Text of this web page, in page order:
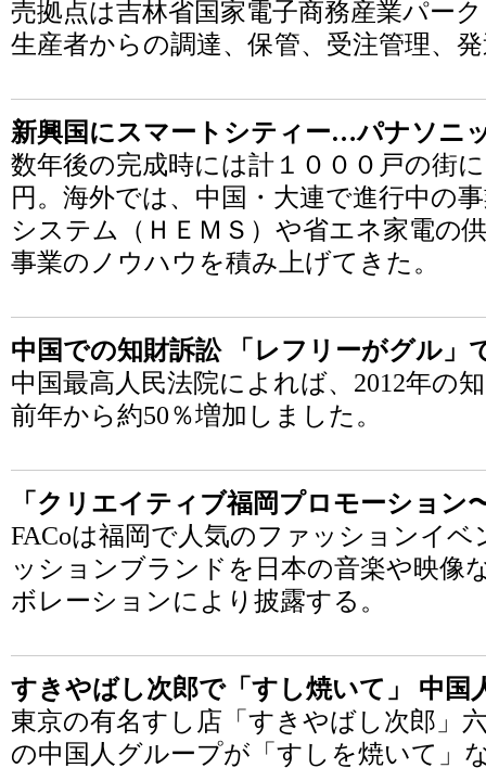
売拠点は吉林省国家電子商務産業パー
生産者からの調達、保管、受注管理、
新興国にスマートシティー…パナソニ
数年後の完成時には計１０００戸の街
円。海外では、中国・大連で進行中の
システム（ＨＥＭＳ）や省エネ家電の
事業のノウハウを積み上げてきた。
中国での知財訴訟 「レフリーがグル」
中国最高人民法院によれば、2012年の
前年から約50％増加しました。
「クリエイティブ福岡プロモーション
FACoは福岡で人気のファッションイ
ッションブランドを日本の音楽や映像
ボレーションにより披露する。
すきやばし次郎で「すし焼いて」 中国
東京の有名すし店「すきやばし次郎」
の中国人グループが「すしを焼いて」